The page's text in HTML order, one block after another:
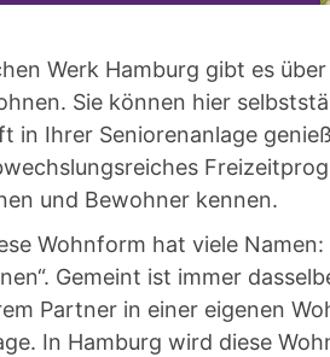
Werk Hamburg gibt es
Sie können hier
in Ihrer Seniorenanlage
und Bewohner kennen.
Wohnform hat viele Namen:
Gemeint ist immer
Partner in einer eigenen
In Hamburg wird diese